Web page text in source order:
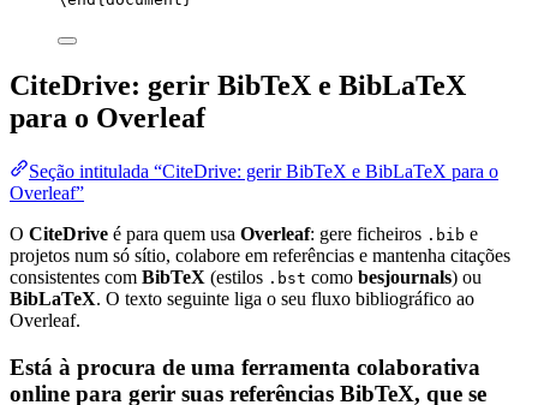
CiteDrive: gerir BibTeX e BibLaTeX
para o Overleaf
Seção intitulada “CiteDrive: gerir BibTeX e BibLaTeX para o
Overleaf”
O CiteDrive é para quem usa Overleaf: gere ficheiros .bib e
projetos num só sítio, colabore em referências e mantenha citações
consistentes com BibTeX (estilos .bst como besjournals) ou
BibLaTeX. O texto seguinte liga o seu fluxo bibliográfico ao
Overleaf.
Está à procura de uma ferramenta colaborativa
online para gerir suas referências BibTeX, que se